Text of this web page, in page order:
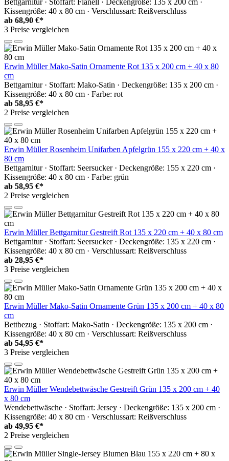
Kissengröße: 40 x 80 cm · Verschlussart: Reißverschluss
ab 68,90 €*
3 Preise vergleichen
Erwin Müller Mako-Satin Ornamente Rot 135 x 200 cm + 40 x 80
cm
Bettgarnitur · Stoffart: Mako-Satin · Deckengröße: 135 x 200 cm ·
Kissengröße: 40 x 80 cm · Farbe: rot
ab 58,95 €*
2 Preise vergleichen
Erwin Müller Rosenheim Unifarben Apfelgrün 155 x 220 cm + 40 x
80 cm
Bettgarnitur · Stoffart: Seersucker · Deckengröße: 155 x 220 cm ·
Kissengröße: 40 x 80 cm · Farbe: grün
ab 58,95 €*
2 Preise vergleichen
Erwin Müller Bettgarnitur Gestreift Rot 135 x 220 cm + 40 x 80 cm
Bettgarnitur · Stoffart: Seersucker · Deckengröße: 135 x 220 cm ·
Kissengröße: 40 x 80 cm · Verschlussart: Reißverschluss
ab 28,95 €*
3 Preise vergleichen
Erwin Müller Mako-Satin Ornamente Grün 135 x 200 cm + 40 x 80
cm
Bettbezug · Stoffart: Mako-Satin · Deckengröße: 135 x 200 cm ·
Kissengröße: 40 x 80 cm · Verschlussart: Reißverschluss
ab 54,95 €*
3 Preise vergleichen
Erwin Müller Wendebettwäsche Gestreift Grün 135 x 200 cm + 40
x 80 cm
Wendebettwäsche · Stoffart: Jersey · Deckengröße: 135 x 200 cm ·
Kissengröße: 40 x 80 cm · Verschlussart: Reißverschluss
ab 49,95 €*
2 Preise vergleichen